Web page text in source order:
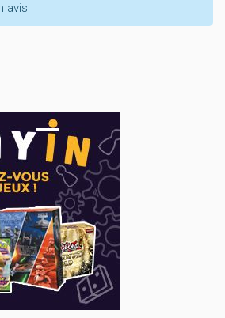
avis